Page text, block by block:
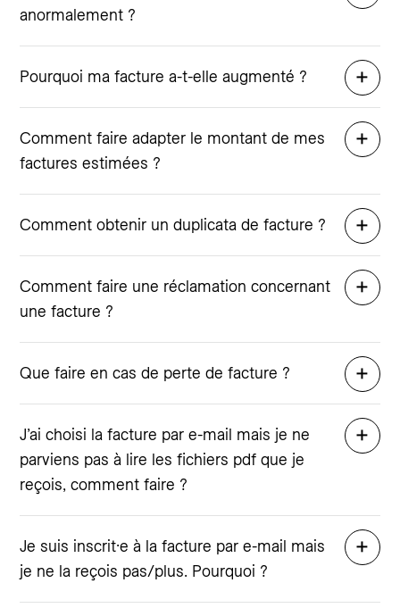
anormalement ?
Pourquoi ma facture a-t-elle augmenté ?
Comment faire adapter le montant de mes
factures estimées ?
Comment obtenir un duplicata de facture ?
Comment faire une réclamation concernant
une facture ?
Que faire en cas de perte de facture ?
J’ai choisi la facture par e-mail mais je ne
parviens pas à lire les fichiers pdf que je
reçois, comment faire ?
Je suis inscrit·e à la facture par e-mail mais
je ne la reçois pas/plus. Pourquoi ?